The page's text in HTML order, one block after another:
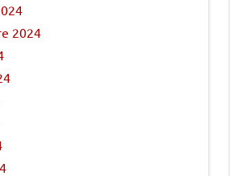
2024